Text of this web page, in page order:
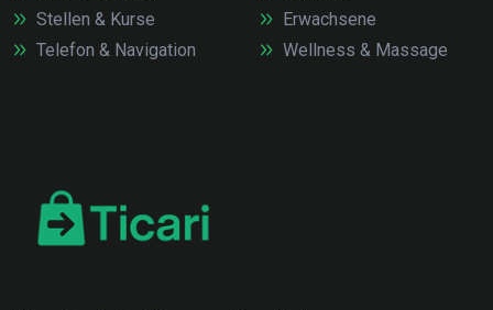
Stellen & Kurse
Telefon & Navigation
Erwachsene
Wellness & Massage